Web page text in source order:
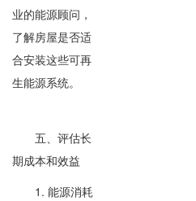
业的能源顾问，
了解房屋是否适
合安装这些可再
生能源系统。
五、评估长
期成本和效益
1. 能源消耗